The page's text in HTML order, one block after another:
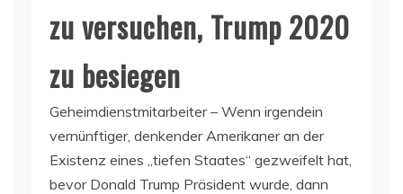
zu versuchen, Trump 2020
zu besiegen
Geheimdienstmitarbeiter – Wenn irgendein
vernünftiger, denkender Amerikaner an der
Existenz eines „tiefen Staates“ gezweifelt hat,
bevor Donald Trump Präsident wurde, dann